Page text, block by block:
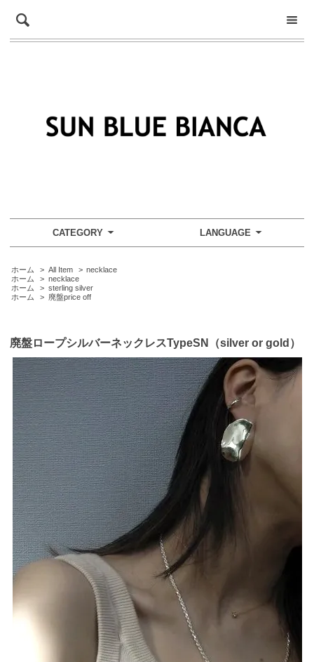
CATEGORY LANGUAGE
ホーム > All Item > necklace
ホーム
> necklace
ホーム
> sterling silver
ホーム
> 廃盤price off
廃盤ロープシルバーネックレスTypeSN（silver or gold）